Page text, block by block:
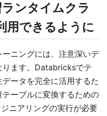
ンタイムクラ
用できるように
ニングには、注意深いデ
ります。Databricksでテ
ータを完全に活用するた
ーブルに変換するための
ニアリングの実行が必要